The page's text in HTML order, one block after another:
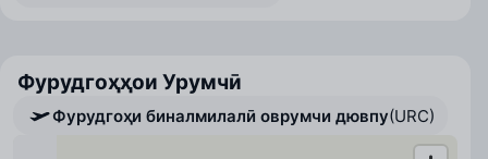
Фурудгоҳҳои Урумчӣ
Фурудгоҳи биналмилалӣ оврумчи дювпу(URC)